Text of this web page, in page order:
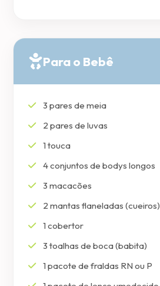
Para o Bebê
3 pares de meia
2 pares de luvas
1 touca
4 conjuntos de bodys longos
3 macacões
2 mantas flaneladas (cueiros)
1 cobertor
3 toalhas de boca (babita)
1 pacote de fraldas RN ou P